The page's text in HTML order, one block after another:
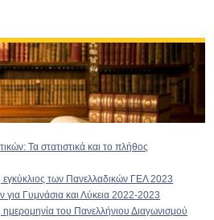
Τα στατιστικά και το πλήθος
των Πανελλαδικών ΓΕΛ 2023
Γυμνάσια και Λύκεια 2022-2023
του Πανελλήνιου Διαγωνισμού